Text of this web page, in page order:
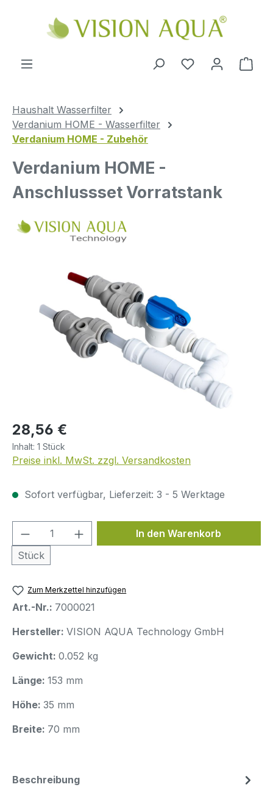
Zum Hauptinhalt springen
Haushalt Wasserfilter
Verdanium HOME - Wasserfilter
Verdanium HOME - Zubehör
Verdanium HOME -
Anschlussset Vorratstank
Bildergalerie überspringen
Regulärer Preis:
28,56 €
Inhalt: 1 Stück
Preise inkl. MwSt. zzgl. Versandkosten
Sofort verfügbar, Lieferzeit: 3 - 5 Werktage
Produkt Anzahl: Gib den
Stück
In den Warenkorb
Zum Merkzettel hinzufügen
Art.-Nr.: 7000021
Hersteller: VISION AQUA Technology GmbH
Gewicht: 0.052 kg
Länge: 153 mm
Höhe: 35 mm
Breite: 70 mm
Beschreibung